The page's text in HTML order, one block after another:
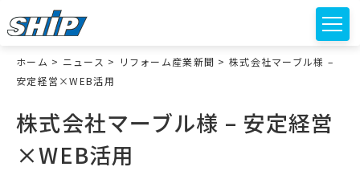
ホーム > ニュース > リフォーム産業新聞 >株式会社マーブル様 –
安定経営×WEB活用
株式会社マーブル様 – 安定経営
×WEB活用